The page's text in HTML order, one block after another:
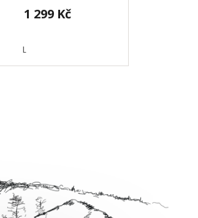
1 299 Kč
L